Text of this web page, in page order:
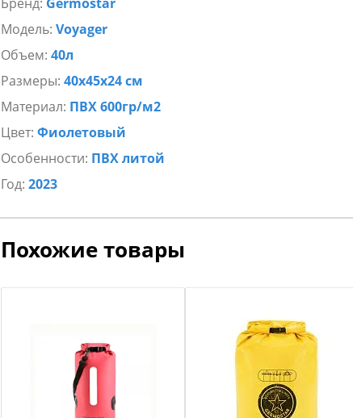
Модель: Voyager
Объем: 40л
Размеры: 40х45х24 см
Материал: ПВХ 600гр/м2
Цвет: Фиолетовый
Особенности: ПВХ литой
Год: 2023
Похожие товары